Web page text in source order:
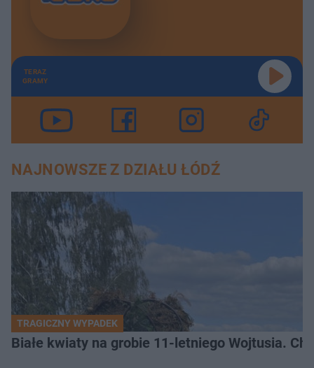
TERAZ
GRAMY
NAJNOWSZE Z DZIAŁU ŁÓDŹ
TRAGICZNY WYPADEK
Białe kwiaty na grobie 11-letniego Wojtusia.